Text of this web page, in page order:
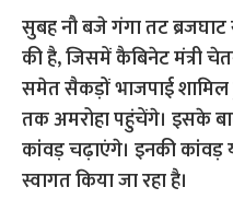
सुबह नौ बजे गंगा तट
की है, जिसमें कैबिनेट मंत्री
समेत सैकड़ों भाजपाई
तक अमरोहा पहुंचेंगे। इसके
कांवड़ चढ़ाएंगे। इनकी कांवड़
स्वागत किया जा रहा है।